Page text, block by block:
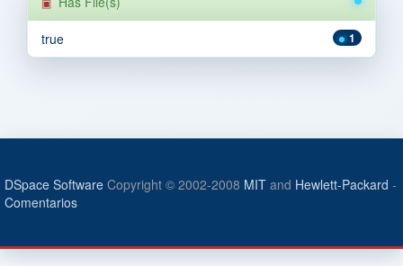
1
true
DSpace Software Copyright © 2002-2008 MIT and Hewlett-Packard -
Comentarios